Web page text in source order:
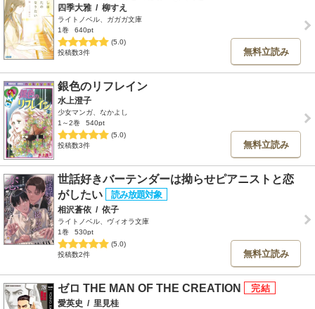
四季大雅 / 柳すえ
ライトノベル、ガガガ文庫
1巻
640pt
(5.0)
投稿数3件
無料立読み
銀色のリフレイン
水上澄子
少女マンガ、なかよし
1～2巻
540pt
(5.0)
投稿数3件
無料立読み
世話好きバーテンダーは拗らせピアニストと恋
がしたい
相沢蒼依 / 依子
ライトノベル、ヴィオラ文庫
1巻
530pt
(5.0)
投稿数2件
無料立読み
ゼロ THE MAN OF THE CREATION
愛英史 / 里見桂